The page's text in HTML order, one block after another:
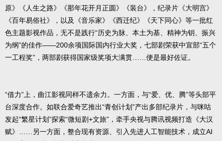
原》《人生之路》《那年花开月正圆》《装台》，纪录片《大明宫》
《百年易俗社》，以及《音乐家》《西迁纪》《天下同心》等一批红
色主题影视作品，无不是践行“历史为脉、本土为基、精神为钥、振兴
为纲”的佳作——200余项国际国内行业大奖，七部剧荣获中宣部“五个
一工程奖”，两部剧获得国家级奖项大满贯……便是最好佐证。
“借力”上，曲江影视同样不遗余力。一方面，与“爱、优、腾”等头部平
台深度合作。如联合爱奇艺推出“青创计划”产出多部纪录片，与咪咕
发起“繁星计划”探索“微短剧+文旅”，牵手央视与腾讯视频打造《大汉
赋》……另一方面，整合现有资源、引入先进人工智能技术，成立AI